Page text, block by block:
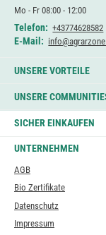
Mo - Fr 08:00 - 12:00
Telefon: +43774628582
E-Mail:
UNSERE VORTEILE
UNSERE
SICHER EINKAUFEN
UNTERNEHMEN
AGB
Bio Zertifikate
Datenschutz
Impressum